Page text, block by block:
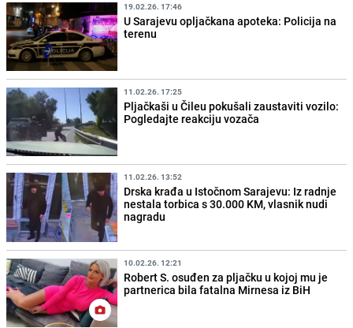
19.02.26. 17:46
U Sarajevu opljačkana apoteka: Policija na
terenu
11.02.26. 17:25
Pljačkaši u Čileu pokušali zaustaviti vozilo:
Pogledajte reakciju vozača
11.02.26. 13:52
Drska krađa u Istočnom Sarajevu: Iz radnje
nestala torbica s 30.000 KM, vlasnik nudi
nagradu
10.02.26. 12:21
Robert S. osuđen za pljačku u kojoj mu je
partnerica bila fatalna Mirnesa iz BiH